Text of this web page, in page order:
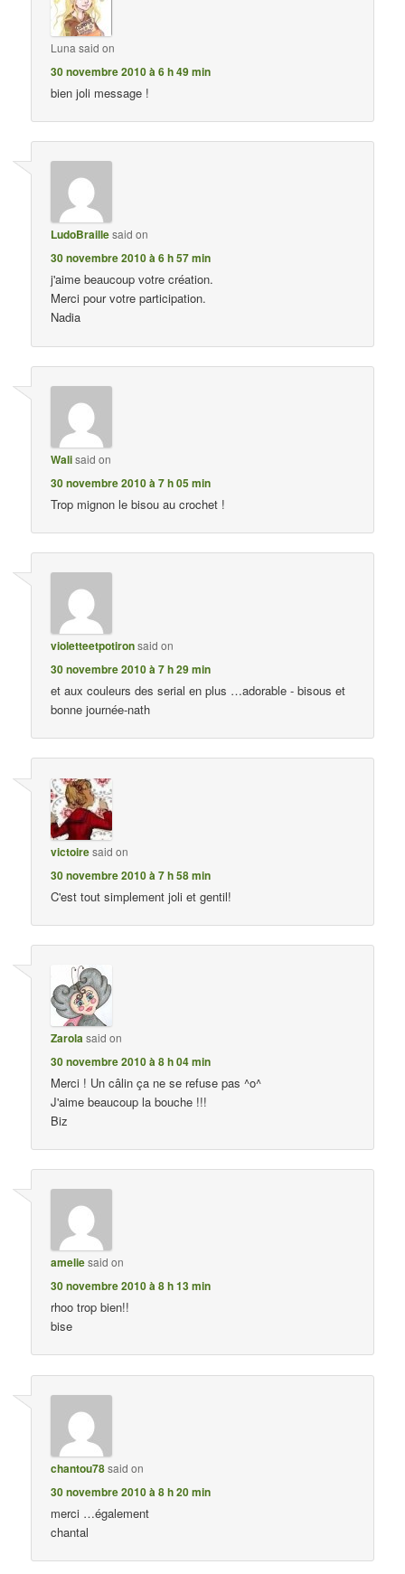
Luna said on
30 novembre 2010 à 6 h 49 min
bien joli message !
LudoBraillesaid on
30 novembre 2010 à 6 h 57 min
j'aime beaucoup votre création.
Merci pour votre participation.
Nadia
Walisaid on
30 novembre 2010 à 7 h 05 min
Trop mignon le bisou au crochet !
violetteetpotironsaid on
30 novembre 2010 à 7 h 29 min
et aux couleurs des serial en plus …adorable - bisous et
bonne journée-nath
victoiresaid on
30 novembre 2010 à 7 h 58 min
C'est tout simplement joli et gentil!
Zarolasaid on
30 novembre 2010 à 8 h 04 min
Merci ! Un câlin ça ne se refuse pas ^o^
J'aime beaucoup la bouche !!!
Biz
ameliesaid on
30 novembre 2010 à 8 h 13 min
rhoo trop bien!!
bise
chantou78said on
30 novembre 2010 à 8 h 20 min
merci …également
chantal